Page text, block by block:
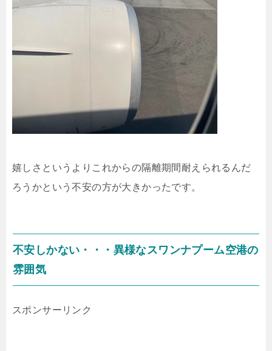
嬉しさというよりこれからの隔離期間耐えられるんだ
ろうかという不安の方が大きかったです。
不安しかない・・・異様なスワンナプーム空港の
雰囲気
スポンサーリンク